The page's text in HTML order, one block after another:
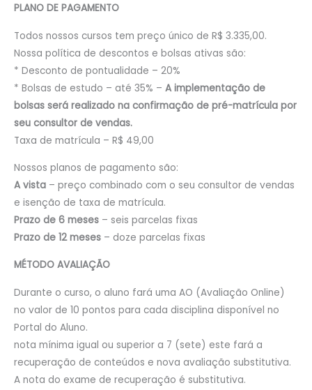
PLANO DE PAGAMENTO
Todos nossos cursos tem preço único de R$ 3.335,00.
Nossa política de descontos e bolsas ativas são:
* Desconto de pontualidade – 20%
* Bolsas de estudo – até 35% – A implementação de
bolsas será realizado na confirmação de pré-matrícula por
seu consultor de vendas.
Taxa de matrícula – R$ 49,00
Nossos planos de pagamento são:
A vista – preço combinado com o seu consultor de vendas
e isenção de taxa de matrícula.
Prazo de 6 meses – seis parcelas fixas
Prazo de 12 meses – doze parcelas fixas
MÉTODO AVALIAÇÃO
Durante o curso, o aluno fará uma AO (Avaliação Online)
no valor de 10 pontos para cada disciplina disponível no
Portal do Aluno.
nota mínima igual ou superior a 7 (sete) este fará a
recuperação de conteúdos e nova avaliação substitutiva.
A nota do exame de recuperação é substitutiva.